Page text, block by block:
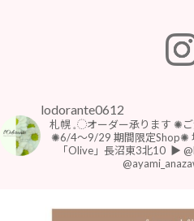
lodorante0612
札幌 𓈒◌オーダー承ります ✺ご
⁡✺6/4〜9/29 期間限定Shop✺
「Olive」長沼東3北10⁡ ▶︎